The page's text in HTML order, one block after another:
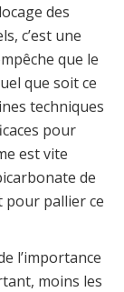
des
c’est une
que le
que soit ce
techniques
pour
est vite
de
pour pallier ce
l’importance
moins les